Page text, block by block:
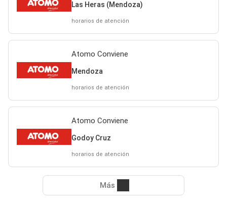
Las Heras (Mendoza)
horarios de atención
Atomo Conviene
Mendoza
horarios de atención
Atomo Conviene
Godoy Cruz
horarios de atención
Más